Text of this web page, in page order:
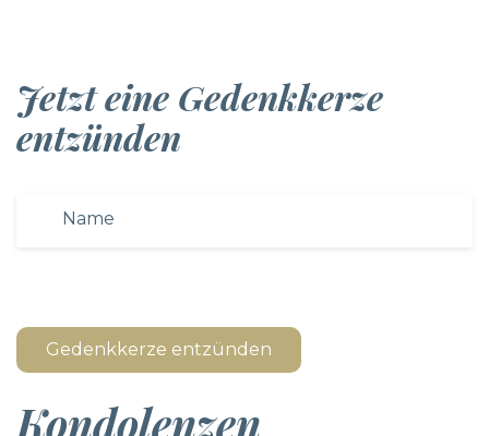
Jetzt eine Gedenkkerze
entzünden
Gedenkkerze entzünden
Kondolenzen